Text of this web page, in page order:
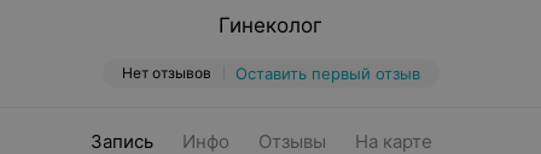
Гинеколог
Нет отзывов Оставить первый отзыв
Запись Инфо Отзывы На карте